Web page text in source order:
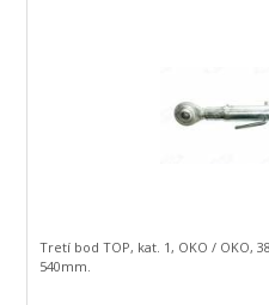
Tretí bod TOP, kat. 1, OKO / OKO,
540mm.